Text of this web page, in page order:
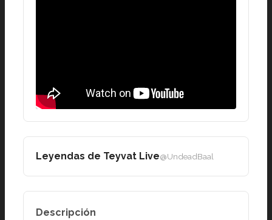
Leyendas de Teyvat Live@UndeadBaal
Descripción